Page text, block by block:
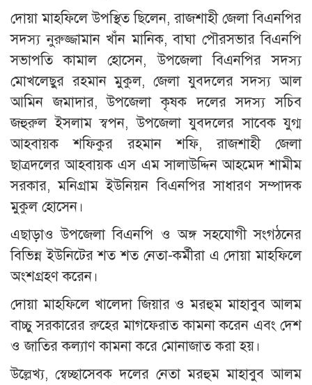
দোয়া মাহফিলে উপস্থিত ছিলেন, রাজশাহী জেলা বিএনপির
সদস্য নুরুজ্জামান খাঁন মানিক, বাঘা পৌরসভার বিএনপি
সভাপতি কামাল হোসেন, উপজেলা বিএনপির সদস্য
মোখলেছুর রহমান মুকুল, জেলা যুবদলের সদস্য আল
আমিন জমাদার, উপজেলা কৃষক দলের সদস্য সচিব
জহুরুল ইসলাম স্বপন, উপজেলা যুবদলের সাবেক যুগ্ম
আহবায়ক শফিকুর রহমান শফি, রাজশাহী জেলা
ছাত্রদলের আহবায়ক এস এম সালাউদ্দিন আহমেদ শামীম
সরকার, মনিগ্রাম ইউনিয়ন বিএনপির সাধারণ সম্পাদক
মুকুল হোসেন।
এছাড়াও উপজেলা বিএনপি ও অঙ্গ সহযোগী সংগঠনের
বিভিন্ন ইউনিটের শত শত নেতা-কর্মীরা এ দোয়া মাহফিলে
অংশগ্রহণ করেন।
দোয়া মাহফিলে খালেদা জিয়ার ও মরহুম মাহাবুব আলম
বাচ্চু সরকারের রুহের মাগফেরাত কামনা করেন এবং দেশ
ও জাতির কল্যাণ কামনা করে মোনাজাত করা হয়।
উল্লেখ্য, স্বেচ্ছাসেবক দলের নেতা মরহুম মাহাবুব আলম